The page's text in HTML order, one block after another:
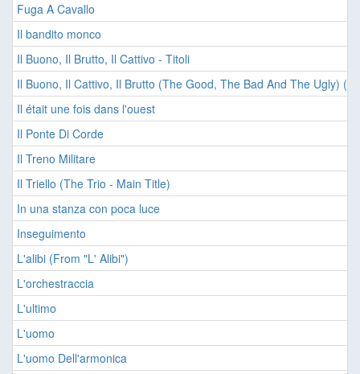
Fuga A Cavallo
Il bandito monco
Il Buono, Il Brutto, Il Cattivo - Titoli
Il Buono, Il Cattivo, Il Brutto (The Good, The Bad And The Ugly)
Il était une fois dans l'ouest
Il Ponte Di Corde
Il Treno Militare
Il Triello (The Trio - Main Title)
In una stanza con poca luce
Inseguimento
L'alibi (From "L' Alibi")
L'orchestraccia
L'ultimo
L'uomo
L'uomo Dell'armonica